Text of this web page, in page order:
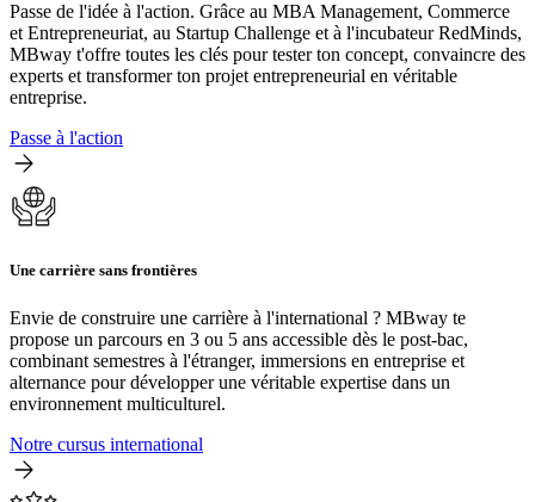
Passe de l'idée à l'action. Grâce au MBA Management, Commerce
et Entrepreneuriat, au Startup Challenge et à l'incubateur RedMinds,
MBway t'offre toutes les clés pour tester ton concept, convaincre des
experts et transformer ton projet entrepreneurial en véritable
entreprise.
Passe à l'action
Une carrière sans frontières
Envie de construire une carrière à l'international ? MBway te
propose un parcours en 3 ou 5 ans accessible dès le post-bac,
combinant semestres à l'étranger, immersions en entreprise et
alternance pour développer une véritable expertise dans un
environnement multiculturel.
Notre cursus international